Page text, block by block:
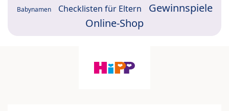
Babynamen Checklisten für Eltern
Gewinnspiele
Online-Shop